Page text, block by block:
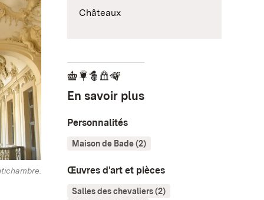
Châteaux
En savoir plus
Personnalités
Maison de Bade (2)
Œuvres d'art et pièces
Salles des chevaliers (2)